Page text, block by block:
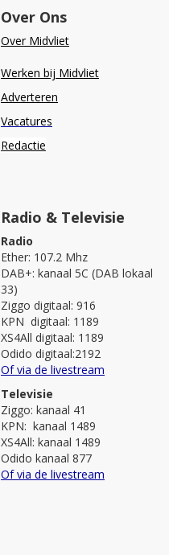
Over Ons
Over Midvliet
Werken bij Midvliet
Adverteren
Vacatures
Redactie
Radio & Televisie
Radio
Ether: 107.2 Mhz
DAB+: kanaal 5C (DAB lokaal
33)
Ziggo digitaal: 916
KPN digitaal: 1189
XS4All digitaal: 1189
Odido digitaal:2192
Of via de livestream
Televisie
Ziggo: kanaal 41
KPN: kanaal 1489
XS4All: kanaal 1489
Odido kanaal 877
Of via de livestream